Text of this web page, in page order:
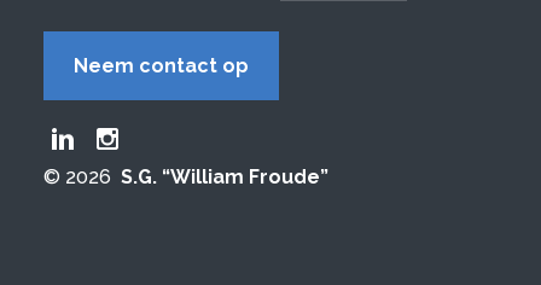
Neem contact op
© 2026 S.G. “William Froude”